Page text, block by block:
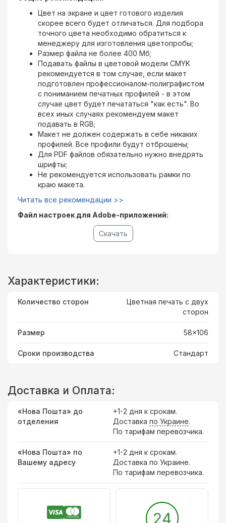
Характеристики:
Количество сторон
Цветная печать с двух
сторон
Размер 58x106
Сроки производства Стандарт
Доставка и Оплата:
«Нова Пошта» до
отделения
+1-2 дня к срокам.
Доставка по Украине.
По тарифам перевозчика.
«Нова Пошта» по
Вашему адресу
+1-2 дня к срокам.
Доставка по Украине.
По тарифам перевозчика.
24
Цвет на экране и цвет готового изделия
скорее всего будет отличаться. Для подбора
точного цвета необходимо обратиться к
менеджеру для изготовления цветопробы;
Размер файла не более 400 Мб;
Подавать файлы в цветовой модели CMYK
рекомендуется в том случае, если макет
подготовлен профессионалом-полиграфистом
с пониманием печатных профилей - в этом
случае цвет будет печататься "как есть". Во
всех иных случаях рекомендуем макет
подавать в RGB;
Макет не должен содержать в себе никаких
профилей. Все профили будут отброшены;
Для PDF файлов обязательно нужно внедрять
шрифты;
Не рекомендуется использовать рамки по
краю макета.
Читать все рекомендации >>
Файл настроек для Adobe-приложений:
Скачать